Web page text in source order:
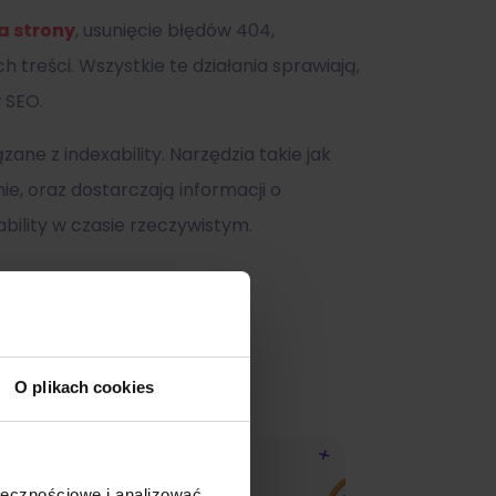
O plikach cookies
strony, usunięcie błędów 404,
Wszystkie te działania sprawiają,
z indexability. Narzędzia takie jak
oraz dostarczają informacji o
w czasie rzeczywistym.